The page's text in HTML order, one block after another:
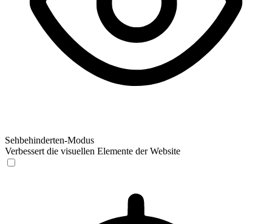
Sehbehinderten-Modus
Verbessert die visuellen Elemente der Website